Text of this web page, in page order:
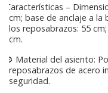
Características –
cm; base de anclaje a la
los reposabrazos: 55
cm.
⚙ Material del asiento:
reposabrazos de acero
seguridad.